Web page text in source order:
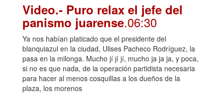
Video.- Puro relax el jefe del
panismo juarense.06:30
Ya nos habían platicado que el presidente del
blanquiazul en la ciudad, Ulises Pacheco Rodríguez, la
pasa en la milonga. Mucho jí jí jí, mucho ja ja ja, y poca,
si no es que nada, de la operación partidista necesaria
para hacer al menos cosquillas a los dueños de la
plaza, los morenos